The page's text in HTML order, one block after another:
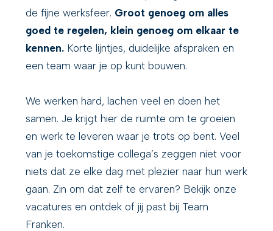
de fijne werksfeer. Groot genoeg om alles
goed te regelen, klein genoeg om elkaar te
kennen.Korte lijntjes, duidelijke afspraken en
een team waar je op kunt bouwen.
We werken hard, lachen veel en doen het
samen. Je krijgt hier de ruimte om te groeien
en werk te leveren waar je trots op bent. Veel
van je toekomstige collega’s zeggen niet voor
niets dat ze elke dag met plezier naar hun werk
gaan. Zin om dat zelf te ervaren? Bekijk onze
vacatures en ontdek of jij past bij Team
Franken.